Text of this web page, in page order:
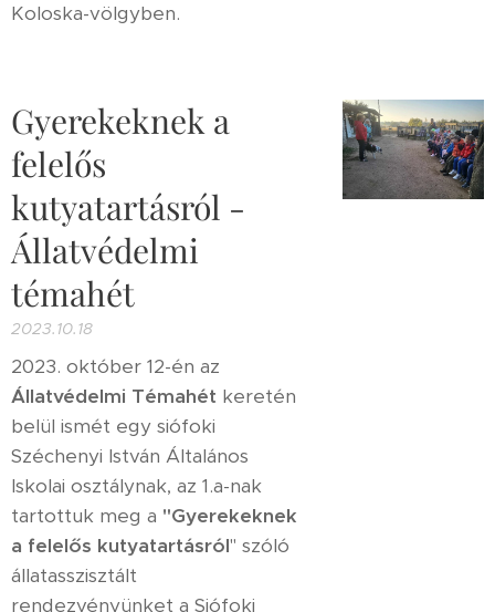
Koloska-völgyben.
Gyerekeknek a
felelős
kutyatartásról -
Állatvédelmi
témahét
2023.10.18
2023. október 12-én az
Állatvédelmi Témahét keretén
belül ismét egy siófoki
Széchenyi István Általános
Iskolai osztálynak, az 1.a-nak
tartottuk meg a "Gyerekeknek
a felelős kutyatartásról" szóló
állatasszisztált
rendezvényünket a Siófoki